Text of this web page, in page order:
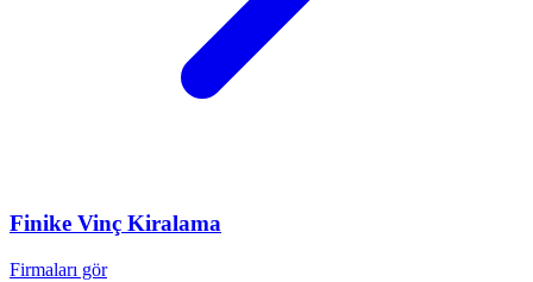
Finike Vinç Kiralama
Firmaları gör